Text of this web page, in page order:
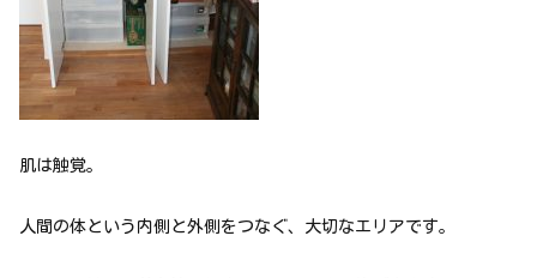
肌は触覚。
人間の体という内側と外側をつなぐ、大切なエリアです。